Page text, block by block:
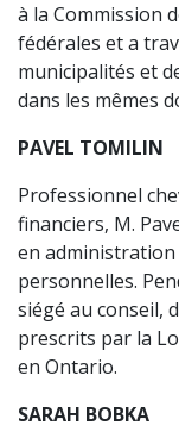
à la Commission
fédérales et a
municipalités et
dans les mêmes
PAVEL TOMILIN
Professionnel
financiers, M.
en administration
personnelles.
siégé au conseil,
prescrits par la
en Ontario.
SARAH BOBKA